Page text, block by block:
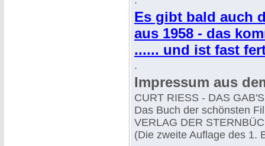
Es gibt bald auch
aus 1958 - das
...... und ist fast
.
Impressum aus
CURT RIESS - DAS
Das Buch der schönsten
VERLAG DER
(Die zweite Auflage des 1.